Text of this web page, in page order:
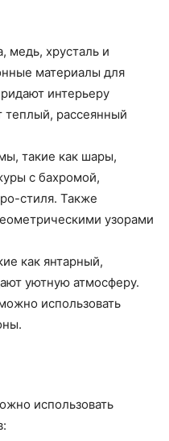
медь, хрусталь и
материалы для
интерьеру
теплый, рассеянный
такие как шары,
с бахромой,
стиля. Также
узорами
как янтарный,
уютную атмосферу.
использовать
использовать